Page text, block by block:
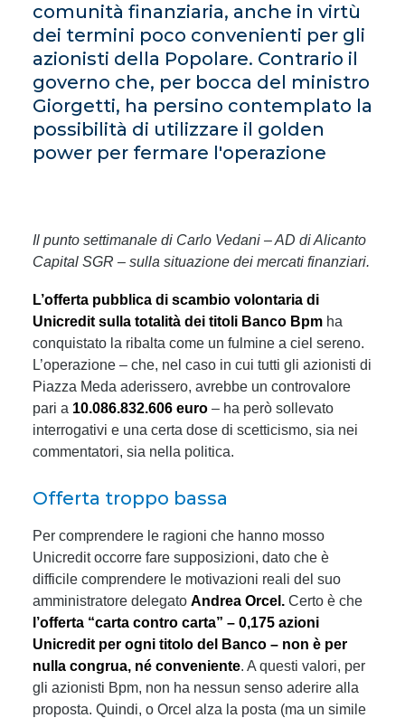
comunità finanziaria, anche in virtù
dei termini poco convenienti per gli
azionisti della Popolare. Contrario il
governo che, per bocca del ministro
Giorgetti, ha persino contemplato la
possibilità di utilizzare il golden
power per fermare l'operazione
Il punto settimanale di Carlo Vedani – AD di Alicanto
Capital SGR – sulla situazione dei mercati finanziari.
L’offerta pubblica di scambio volontaria di
Unicredit sulla totalità dei titoli Banco Bpm ha
conquistato la ribalta come un fulmine a ciel sereno.
L’operazione – che, nel caso in cui tutti gli azionisti di
Piazza Meda aderissero, avrebbe un controvalore
pari a 10.086.832.606 euro – ha però sollevato
interrogativi e una certa dose di scetticismo, sia nei
commentatori, sia nella politica.
Offerta troppo bassa
Per comprendere le ragioni che hanno mosso
Unicredit occorre fare supposizioni, dato che è
difficile comprendere le motivazioni reali del suo
amministratore delegato Andrea Orcel. Certo è che
l’offerta “carta contro carta” – 0,175 azioni
Unicredit per ogni titolo del Banco – non è per
nulla congrua, né conveniente. A questi valori, per
gli azionisti Bpm, non ha nessun senso aderire alla
proposta. Quindi, o Orcel alza la posta (ma un simile